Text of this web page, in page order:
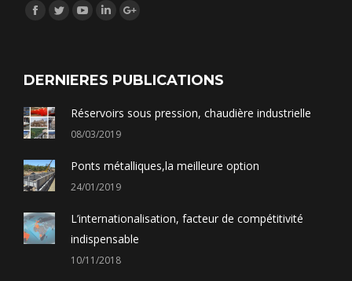
Síguenos en:
Facebook
TwitterYouTube
DERNIERES PUBLICATIONS
Réservoirs sous pression, chaudière industrielle
08/03/2019
Ponts métalliques,la meilleure option
24/01/2019
L’internationalisation, facteur de compétitivité
indispensable
10/11/2018